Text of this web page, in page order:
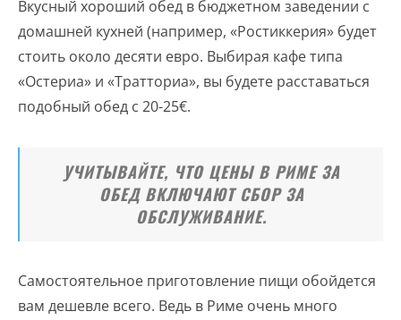
Вкусный хороший обед в бюджетном заведении с
домашней кухней (например, «Ростиккерия» будет
стоить около десяти евро. Выбирая кафе типа
«Остериа» и «Тратториа», вы будете расставаться
подобный обед с 20-25€.
УЧИТЫВАЙТЕ, ЧТО ЦЕНЫ В РИМЕ ЗА
ОБЕД ВКЛЮЧАЮТ СБОР ЗА
ОБСЛУЖИВАНИЕ.
Самостоятельное приготовление пищи обойдется
вам дешевле всего. Ведь в Риме очень много